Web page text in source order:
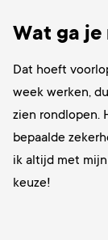
Wat ga je
Dat hoeft
week werken,
zien rondlopen.
bepaalde
ik altijd met
keuze!